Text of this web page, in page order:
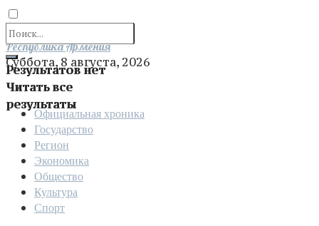
Результатов нет
Читать все
результаты
Отправить
Республика Армения
Суббота, 8 августа, 2026
Официальная хроника
Государство
Регион
Экономика
Общество
Культура
Спорт